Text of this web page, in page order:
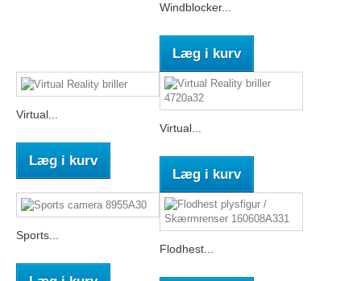
Windblocker...
Læg i kurv
Virtual...
Læg i kurv
Virtual...
Læg i kurv
Sports...
Flodhest...